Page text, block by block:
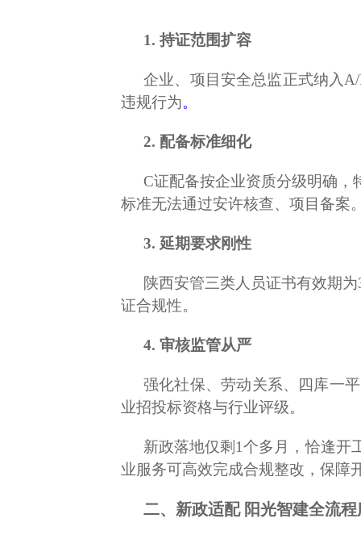
1. 持证范围扩容
企业、项目安全总监正式纳入
违规行为。
2. 配备标准细化
C证配备按企业资质分级明确，
标准无法通过安许核查、项目备案
3. 延期要求刚性
陕西安管三类人员证书有效期
证合规性。
4. 审核监管从严
强化社保、劳动关系、四库一
业招投标资格与行业评级。
新政落地仅剩1个多月，恰逢开
业服务可高效完成合规整改，保障
二、新政适配 阳光智建全流